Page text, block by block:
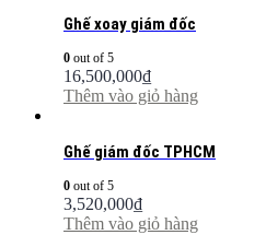
Ghế xoay giám đốc
0 out of 5
16,500,000₫
Thêm vào giỏ hàng
Ghế giám đốc TPHCM
0 out of 5
3,520,000₫
Thêm vào giỏ hàng